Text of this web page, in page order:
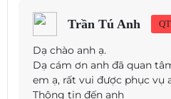
Trần Tú Anh
Dạ chào anh ạ.
Dạ cám ơn anh đã quan
em ạ, rất vui được phục vụ
Thông tin đến anh